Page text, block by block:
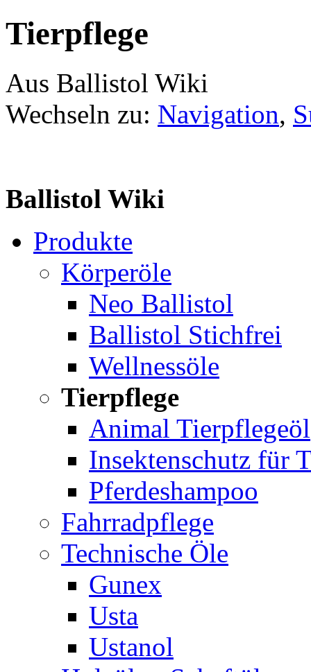
Tierpflege
Aus Ballistol Wiki
Wechseln zu: Navigation,
Ballistol Wiki
Produkte
Körperöle
Neo Ballistol
Ballistol Stichfrei
Wellnessöle
Tierpflege
Animal Tierpflegeöl
Insektenschutz für
Pferdeshampoo
Fahrradpflege
Technische Öle
Gunex
Usta
Ustanol